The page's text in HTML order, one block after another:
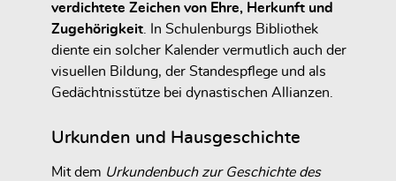
verdichtete Zeichen von Ehre, Herkunft und
Zugehörigkeit. In Schulenburgs Bibliothek
diente ein solcher Kalender vermutlich auch der
visuellen Bildung, der Standespflege und als
Gedächtnisstütze bei dynastischen Allianzen.
Urkunden und Hausgeschichte
Mit dem Urkundenbuch zur Geschichte des